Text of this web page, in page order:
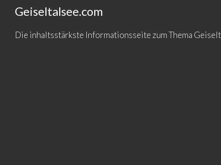
Geiseltalsee.com
Die inhaltsstärkste Informationsseite zum Thema